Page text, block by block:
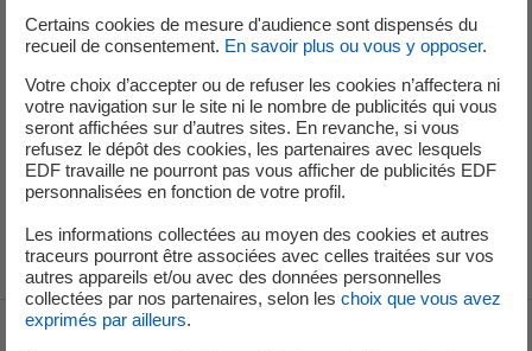
Nogent-sur-Seine, cela passe notamment par la réalisation
fonctionnement de certains matériels, par la planification
d’essais périodiques sur les périodes les plus clémentes en
termes météorologiques, ou encore par le renforcement
des rondes de surveillance des installations.
Certains cookies de mesure d'audience sont dispensés du
recueil de consentement. En savoir plus ou vous y opposer.
Votre choix d’accepter ou de refuser les cookies n’affectera ni
votre navigation sur le site ni le nombre de publicités qui vous
seront affichées sur d’autres sites. En revanche, si vous
refusez le dépôt des cookies, les partenaires avec lesquels
EDF travaille ne pourront pas vous afficher de publicités EDF
personnalisées en fonction de votre profil.
Les informations collectées au moyen des cookies et autres
traceurs pourront être associées avec celles traitées sur vos
autres appareils et/ou avec des données personnelles
collectées par nos partenaires, selon les choix que vous avez
exprimés par ailleurs.